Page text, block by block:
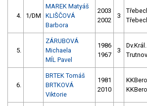
4. 1/DM
MAREK Matyáš
KLIŠČOVÁ
Barbora
2003
2002
3
5.
ZÁRUBOVÁ
Michaela
MÍL Pavel
1986
1967
3
Dv.Král.
Trutnov
6.
BRTEK Tomáš
BRTKOVÁ
Viktorie
1981
2010